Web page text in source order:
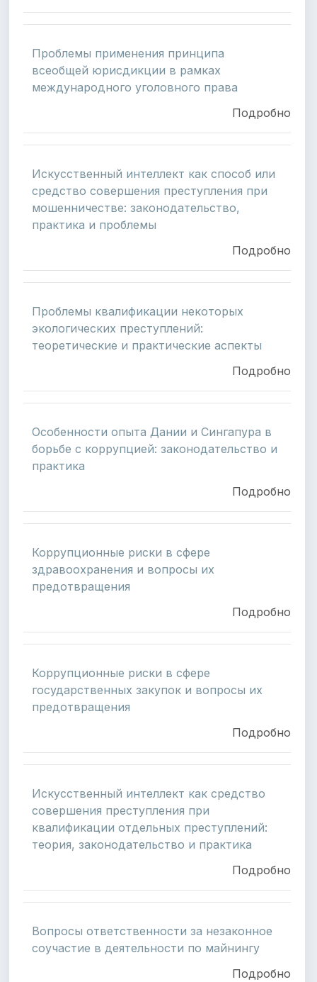
Проблемы применения принципа
всеобщей юрисдикции в рамках
международного уголовного права
Подробно
Искусственный интеллект как способ или
средство совершения преступления при
мошенничестве: законодательство,
практика и проблемы
Подробно
Проблемы квалификaции некоторых
экологических преступлений:
теоретические и практические аспекты
Подробно
Особенности опыта Дании и Сингапура в
борьбе с коррупцией: законодательство и
практика
Подробно
Коррупционные риски в сфере
здравоохранения и вопросы их
предотвращения
Подробно
Коррупционные риски в сфере
государственных закупок и вопросы их
предотвращения
Подробно
Искусственный интеллект как средство
совершения преступления при
квалификации отдельных преступлений:
теория, законодательство и практика
Подробно
Вопросы ответственности за незаконное
соучастие в деятельности по майнингу
Подробно